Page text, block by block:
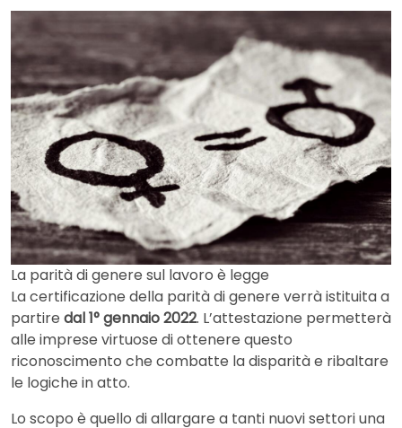
La parità di genere sul lavoro è legge
La certificazione della parità di genere verrà istituita a
partire dal 1° gennaio 2022. L’attestazione permetterà
alle imprese virtuose di ottenere questo
riconoscimento che combatte la disparità e ribaltare
le logiche in atto.
Lo scopo è quello di allargare a tanti nuovi settori una